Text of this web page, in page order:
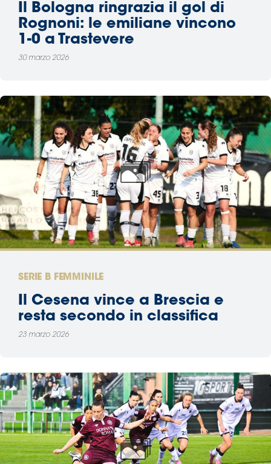
Il Bologna ringrazia il gol di
Rognoni: le emiliane vincono
1-0 a Trastevere
30 marzo 2026
SERIE B FEMMINILE
Il Cesena vince a Brescia e
resta secondo in classifica
23 marzo 2026